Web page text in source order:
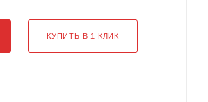
КУПИТЬ В 1 КЛИК